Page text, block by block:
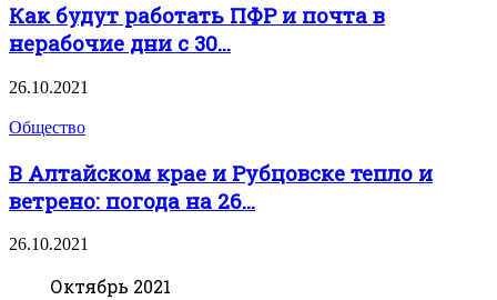
Как будут работать ПФР и почта в
нерабочие дни с 30...
26.10.2021
Общество
В Алтайском крае и Рубцовске тепло и
ветрено: погода на 26...
26.10.2021
Октябрь 2021